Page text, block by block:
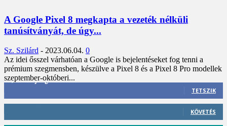
A Google Pixel 8 megkapta a vezeték nélküli
tanúsítványát, de úgy...
Sz. Szilárd - 2023.06.04. 0
Az idei ősszel várhatóan a Google is bejelentéseket fog tenni a
prémium szegmensben, készülve a Pixel 8 és a Pixel 8 Pro modellek
szeptember-októberi...
3,452 Rajongók
TETSZIK
KÖVETÉS